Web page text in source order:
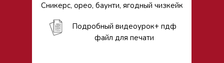
Подробный видеоурок+ пдф
файл для печати
Сникерс, орео, баунти, ягодный чизкейк